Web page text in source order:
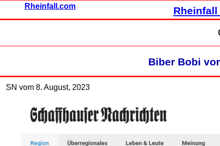
Rheinfall.com
Biber Bobi
SN vom 8. August, 2023